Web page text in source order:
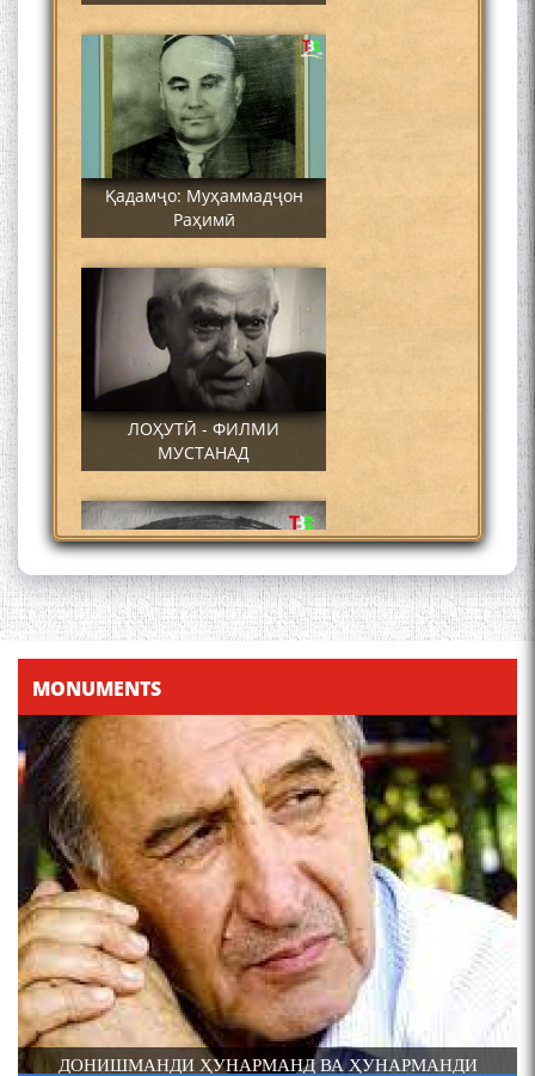
Қадамҷо: Муҳаммадҷон
Раҳимӣ
ЛОҲУТӢ - ФИЛМИ
МУСТАНАД
Қадамҷо - Лоҳутӣ
4-уми декабр- зодрӯзи
шоири абадзинда Абулқосим
Лоҳутӣ
MONUMENTS
ДОНИШМАНДИ ҲУНАРМАНД ВА ҲУНАРМАНДИ